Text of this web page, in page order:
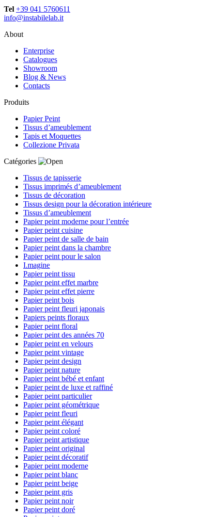
Tel +39 041 5760611
info@instabilelab.it
About
Enterprise
Catalogues
Showroom
Blog & News
Contacts
Produits
Papier Peint
Tissus d’ameublement
Tapis et Moquettes
Collezione Privata
Catégories
Tissus de tapisserie
Tissus imprimés d’ameublement
Tissus de décoration
Tissus design pour la décoration intérieure
Tissus d’ameublement
Papier peint moderne pour l’entrée
Papier peint cuisine
Papier peint de salle de bain
Papier peint dans la chambre
Papier peint pour le salon
I.magine
Papier peint tissu
Papier peint effet marbre
Papier peint effet pierre
Papier peint bois
Papier peint fleuri japonais
Papiers peints floraux
Papier peint floral
Papier peint des années 70
Papier peint en velours
Papier peint vintage
Papier peint design
Papier peint nature
Papier peint bébé et enfant
Papier peint de luxe et raffiné
Papier peint particulier
Papier peint géométrique
Papier peint fleuri
Papier peint élégant
Papier peint coloré
Papier peint artistique
Papier peint original
Papier peint décoratif
Papier peint moderne
Papier peint blanc
Papier peint beige
Papier peint gris
Papier peint noir
Papier peint doré